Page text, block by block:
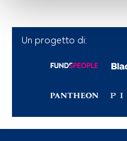
dispositivo e/o accesso
personalizzati,
contenuti, ricerca sul
Un progetto di: